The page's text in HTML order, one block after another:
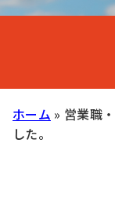
ホーム » 営業職
した。